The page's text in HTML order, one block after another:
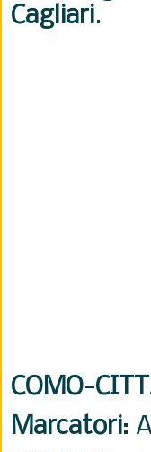
Cagliari.
COMO-
Marcatori: